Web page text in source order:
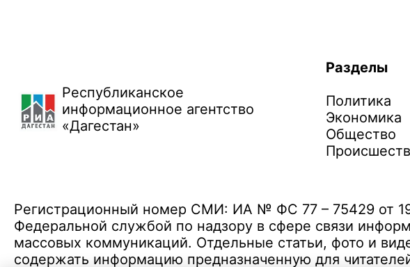
Республиканское
информационное агентство
«Дагестан»
Разделы
Политика
Экономика
Общество
Регистрационный номер СМИ: ИА № ФС 77 – 75429 от
Федеральной службой по надзору в сфере связи
массовых коммуникаций. Отдельные статьи, фото и
содержать информацию предназначенную для